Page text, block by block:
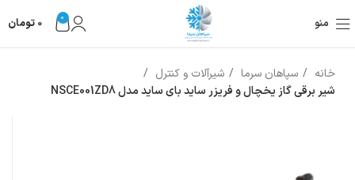
منو 0
0 تومان
خانه سپاهان سرما
شیرآلات و کنترل
شیر برقی گاز یخچال و فریزر ساید بای ساید مدل NSCE001ZD8